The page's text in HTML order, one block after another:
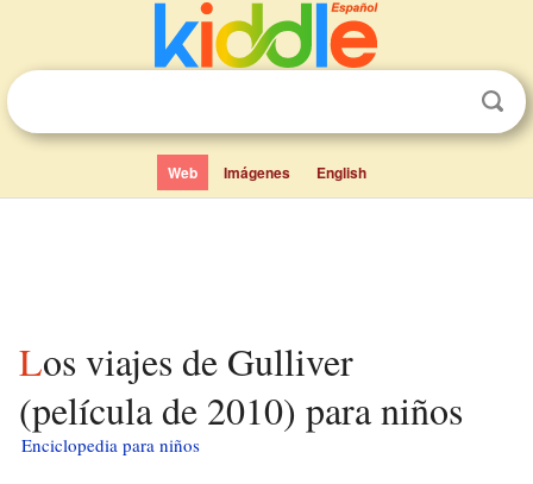
Web Imágenes English
Los viajes de Gulliver
(película de 2010) para niños
Enciclopedia para niños